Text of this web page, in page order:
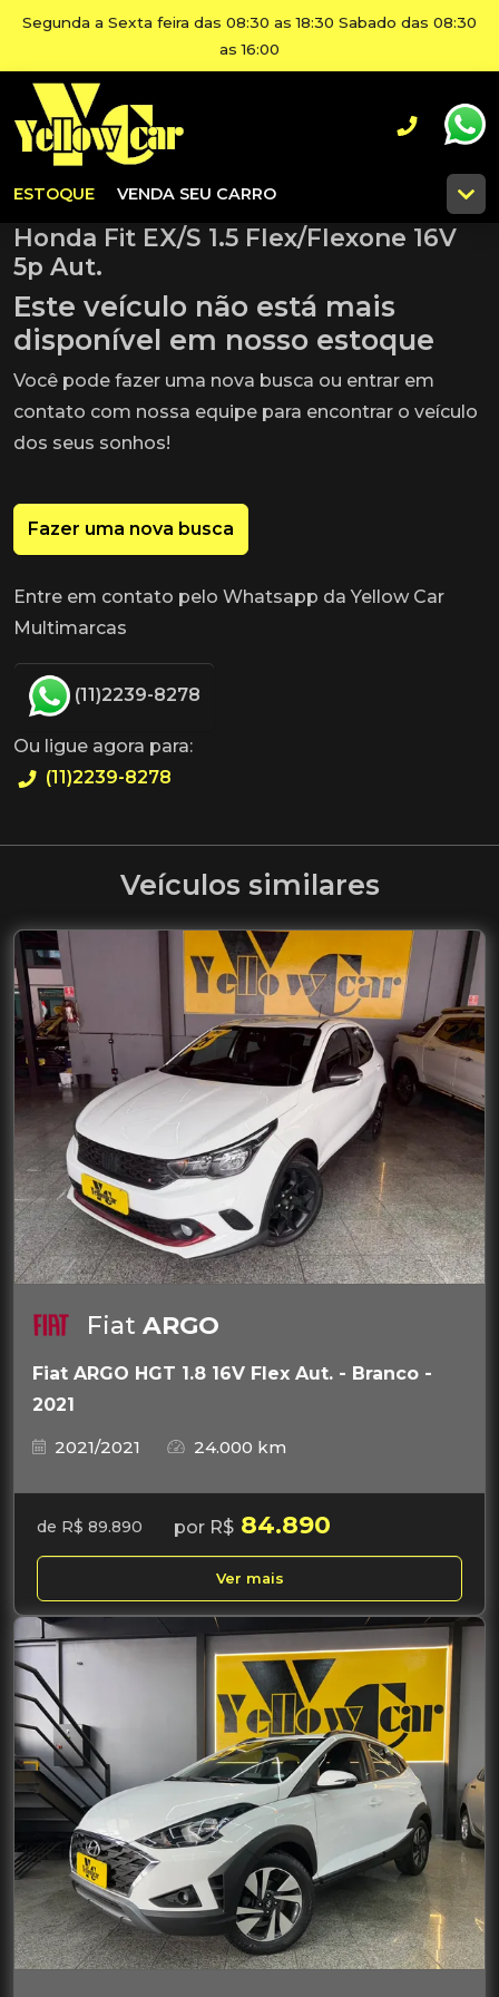
Segunda a Sexta feira das 08:30 as 18:30 Sabado das 08:30
as 16:00
ESTOQUE VENDA SEU CARRO
Honda Fit EX/S 1.5 Flex/Flexone 16V
5p Aut.
Este veículo não está mais
disponível em nosso estoque
Você pode fazer uma nova busca ou entrar em
contato com nossa equipe para encontrar o veículo
dos seus sonhos!
Fazer uma nova busca
Entre em contato pelo Whatsapp da Yellow Car
Multimarcas
(11)2239-8278
Ou ligue agora para:
(11)2239-8278
Veículos similares
Fiat ARGO
Fiat ARGO HGT 1.8 16V Flex Aut. - Branco -
2021
2021/2021
24.000 km
de R$ 89.890 por R$ 84.890
Ver mais